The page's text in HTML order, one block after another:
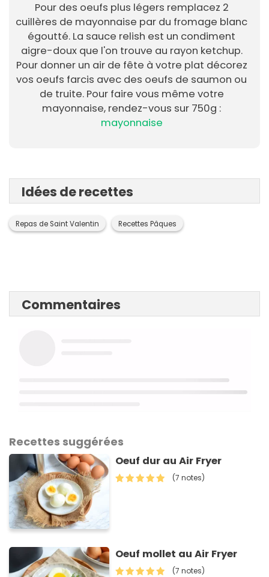
Pour des oeufs plus légers remplacez 2
cuillères de mayonnaise par du fromage blanc
égoutté. La sauce relish est un condiment
aigre-doux que l'on trouve au rayon ketchup.
Pour donner un air de fête à votre plat décorez
vos oeufs farcis avec des oeufs de saumon ou
de truite. Pour faire vous même votre
mayonnaise, rendez-vous sur 750g :
mayonnaise
Idées de recettes
Repas de Saint Valentin Recettes Pâques
Commentaires
Recettes suggérées
Oeuf dur au Air Fryer
(7 notes)
Oeuf mollet au Air Fryer
(7 notes)